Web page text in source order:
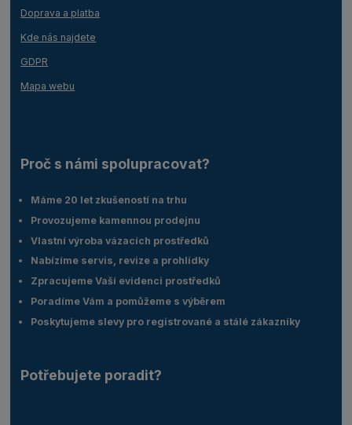
Doprava a platba
Kde nás najdete
GDPR
Mapa webu
Proč s námi spolupracovat?
Máme 20 let zkušeností na trhu
Provozujeme kamennou prodejnu
Vlastní výroba vázacích prostředků
Nabízíme servis, revize a prohlídky
Zpracujeme Vaší evidenci prostředků
Poradíme Vám a pomůžeme s výběrem
Poskytujeme slevy pro registrované a stálé zákazníky
Potřebujete poradit?